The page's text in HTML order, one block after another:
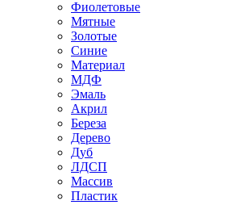
Фиолетовые
Мятные
Золотые
Синие
Материал
МДФ
Эмаль
Акрил
Береза
Дерево
Дуб
ЛДСП
Массив
Пластик